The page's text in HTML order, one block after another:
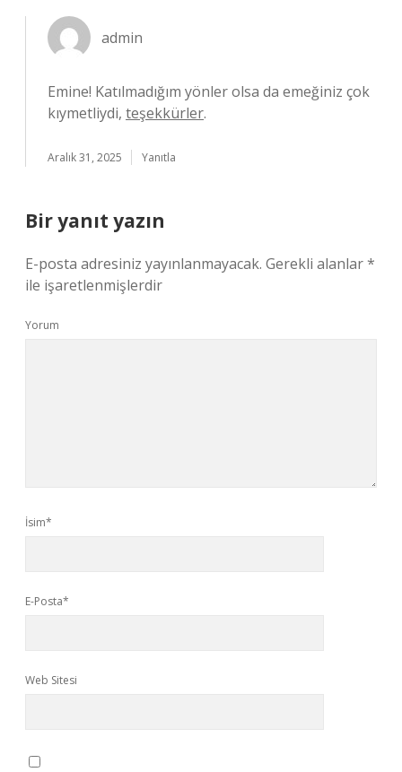
admin
Emine! Katılmadığım yönler olsa da emeğiniz çok
kıymetliydi, teşekkürler.
Aralık 31, 2025 Yanıtla
Bir yanıt yazın
E-posta adresiniz yayınlanmayacak. Gerekli alanlar*
ile işaretlenmişlerdir
Yorum
İsim*
E-Posta*
Web Sitesi